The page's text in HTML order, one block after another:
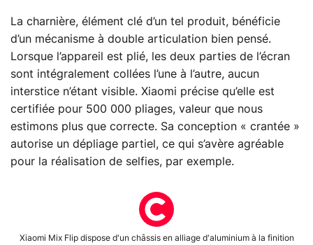
La charnière, élément clé d’un tel produit, bénéficie
d’un mécanisme à double articulation bien pensé.
Lorsque l’appareil est plié, les deux parties de l’écran
sont intégralement collées l’une à l’autre, aucun
interstice n’étant visible. Xiaomi précise qu’elle est
certifiée pour 500 000 pliages, valeur que nous
estimons plus que correcte. Sa conception « crantée »
autorise un dépliage partiel, ce qui s’avère agréable
pour la réalisation de selfies, par exemple.
Xiaomi Mix Flip dispose d'un châssis en alliage d'aluminium à la finition